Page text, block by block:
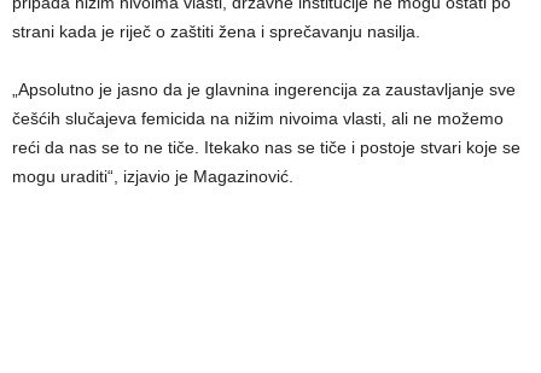
strani kada je riječ o zaštiti žena i sprečavanju nasilja.
„Apsolutno je jasno da je glavnina ingerencija za zaustavljanje sve
češćih slučajeva femicida na nižim nivoima vlasti, ali ne možemo
reći da nas se to ne tiče. Itekako nas se tiče i postoje stvari koje se
mogu uraditi“, izjavio je Magazinović.